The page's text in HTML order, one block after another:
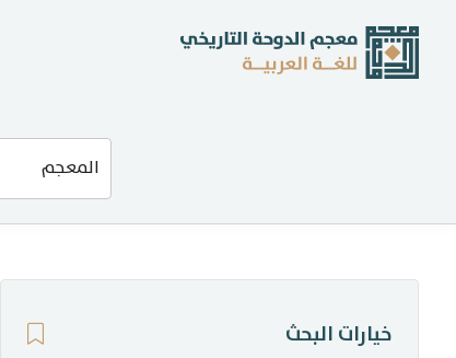
المعجم
إحصاءات
خيارات البحث